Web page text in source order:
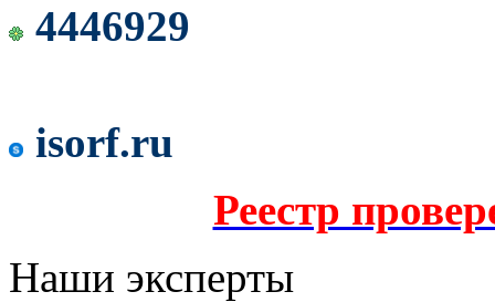
4446929
isorf.ru
Реестр
Наши эксперты